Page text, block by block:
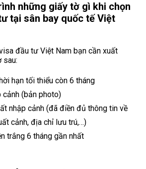
những giấy tờ gì khi chọn
tại sân bay quốc tế Việt
đầu tư Việt Nam bạn cần xuất
sau:
hạn tối thiểu còn 6 tháng
cảnh (bản photo)
nhập cảnh (đã điền đủ thông tin về
cảnh, địa chỉ lưu trú,…)
trắng 6 tháng gần nhất